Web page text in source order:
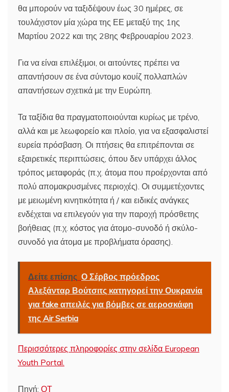
θα μπορούν να ταξιδέψουν έως 30 ημέρες, σε
τουλάχιστον μία χώρα της ΕΕ μεταξύ της 1ης
Μαρτίου 2022 και της 28ης Φεβρουαρίου 2023.
Για να είναι επιλέξιμοι, οι αιτούντες πρέπει να
απαντήσουν σε ένα σύντομο κουίζ πολλαπλών
απαντήσεων σχετικά με την Ευρώπη.
Τα ταξίδια θα πραγματοποιούνται κυρίως με τρένο,
αλλά και με λεωφορείο και πλοίο, για να εξασφαλιστεί
ευρεία πρόσβαση. Οι πτήσεις θα επιτρέπονται σε
εξαιρετικές περιπτώσεις, όπου δεν υπάρχει άλλος
τρόπος μεταφοράς (π.χ. άτομα που προέρχονται από
πολύ απομακρυσμένες περιοχές). Οι συμμετέχοντες
με μειωμένη κινητικότητα ή / και ειδικές ανάγκες
ενδέχεται να επιλεγούν για την παροχή πρόσθετης
βοήθειας (π.χ. κόστος για άτομο-συνοδό ή σκύλο-
συνοδό για άτομα με προβλήματα όρασης).
Δείτε επίσης Ο Σέρβος πρόεδρος
Αλεξάνταρ Βούτσιτς κατηγορεί την Ουκρανία
για fake απειλές για βόμβες σε αεροσκάφη
της Air Serbia
Περισσότερες πληροφορίες στην σελίδα European
Youth Portal.
Πηγή: ΟΤ